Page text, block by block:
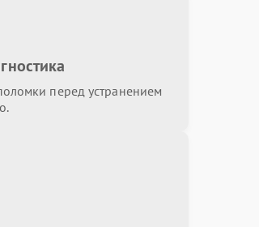
перед устранением